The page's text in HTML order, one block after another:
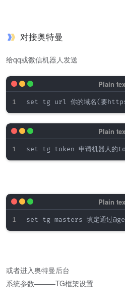
对接奥特曼
给qq或微信机器人发送
set tg url 你的域名(要
set tg token 申请机器人的
set tg masters 填定通过
或者进入奥特曼后台
系统参数———TG框架设置